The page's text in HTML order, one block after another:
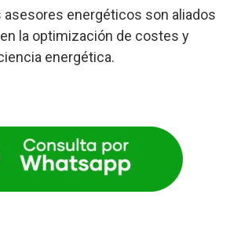
asesores energéticos son aliados
la optimización de costes y
energética.